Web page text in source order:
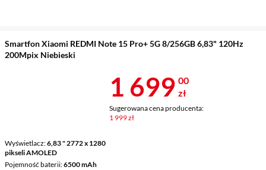
Smartfon Xiaomi REDMI Note 15 Pro+ 5G 8/256GB 6,83" 120Hz
200Mpix Niebieski
Wyświetlacz 6,83 " 2772 x 1280
pikseli AMOLED
Pojemność baterii 6500 mAh
Cena 1 699 zł
1 699 00
zł
Sugerowana cena producenta:
1 999 zł